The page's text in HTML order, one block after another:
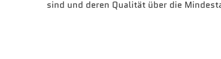
sind und deren Qualität über die